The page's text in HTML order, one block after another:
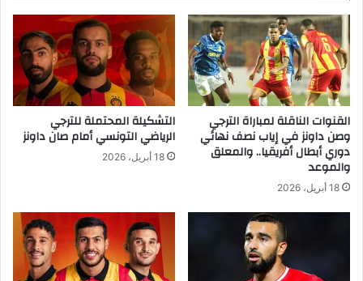
القنوات الناقلة لمباراة الترجي
وصن داونز في إياب نصف نهائي
دوري أبطال أفريقيا.. والمعلق
والموعد
18 أبريل، 2026
التشكيلة المحتملة للترجي
الرياضي التونسي أمام صان داونز
18 أبريل، 2026